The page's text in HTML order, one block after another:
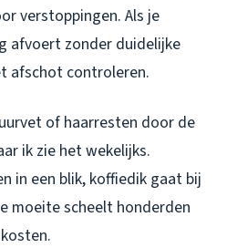
verstoppingen. Als je
afvoert zonder duidelijke
afschot controleren.
of haarresten door de
ik zie het wekelijks.
in een blik, koffiedik gaat bij
moeite scheelt honderden